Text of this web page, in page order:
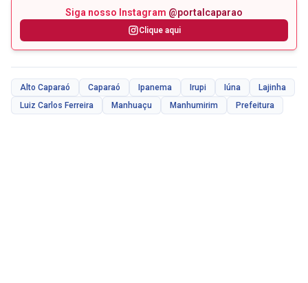
Siga nosso Instagram @portalcaparao
Clique aqui
Alto Caparaó Caparaó Ipanema Irupi Iúna
Lajinha
Luiz Carlos Ferreira
Manhuaçu Manhumirim Prefeitura